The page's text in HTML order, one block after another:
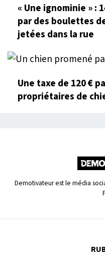
« Une ignominie » :
par des boulettes
jetées dans la rue
Une taxe de 120 €
propriétaires de
Demotivateur est le média